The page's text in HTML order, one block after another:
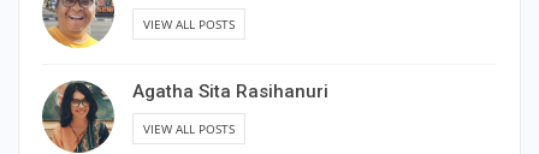
VIEW ALL POSTS
Agatha Sita Rasihanuri
VIEW ALL POSTS